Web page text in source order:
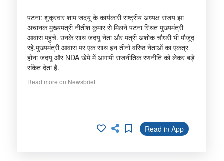
पटना: शुक्रवार शाम जदयू के कार्यकारी राष्ट्रीय अध्यक्ष संजय झा
अचानक मुख्यमंत्री नीतीश कुमार से मिलने पटना स्थित मुख्यमंत्री
आवास पहुंचे. उनके साथ जदयू नेता और मंत्री अशोक चौधरी भी मौजूद
रहे.मुख्यमंत्री आवास पर एक साथ इन तीनों वरिष्ठ नेताओं का एकत्र
होना जदयू और NDA खेमे में आगामी राजनीतिक रणनीति को लेकर बड़े
संकेत देता है.
Read more on Newsbrief
Read in App